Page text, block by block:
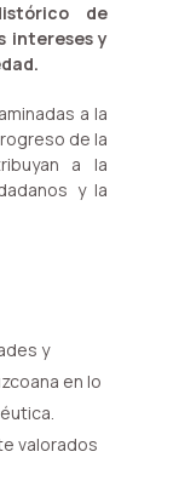
de
intereses y
a la
de la
a la
y la
y
en lo
valorados